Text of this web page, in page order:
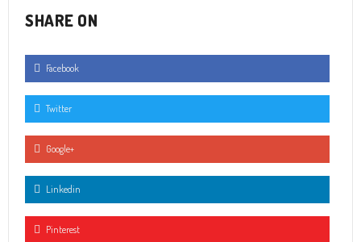
SHARE ON
Facebook
Twitter
Google+
Linkedin
Pinterest